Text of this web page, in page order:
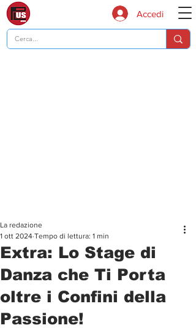
Accedi
Extra: Lo Stage di
Danza che Ti Porta
oltre i Confini della
Passione!
La redazione
1 ott 2024 Tempo di lettura: 1 min